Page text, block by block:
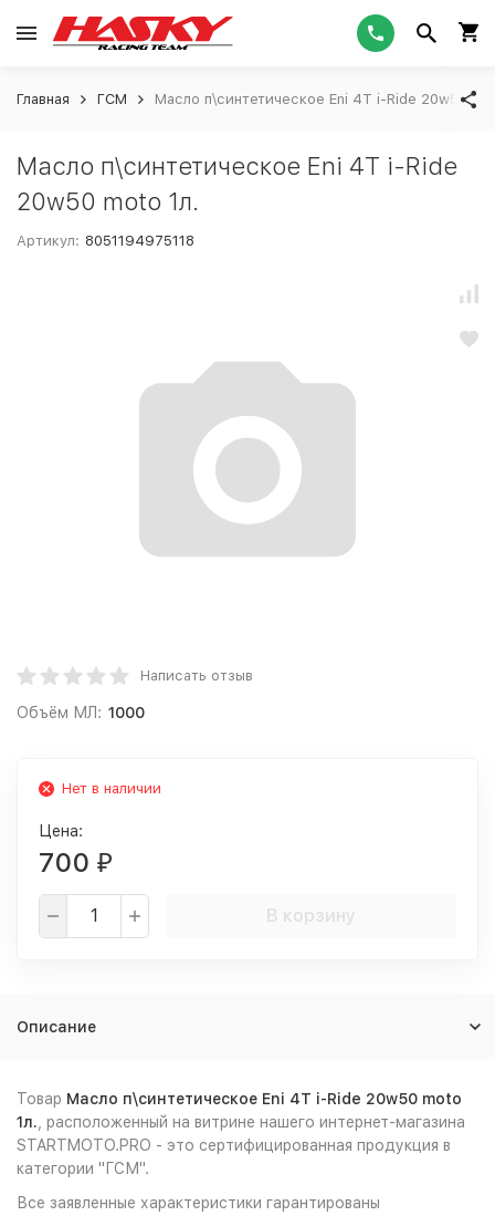
Главная ГСМ Масло п\синтетическое Eni 4T i-Ride 20w50
Масло п\синтетическое Eni 4T i-Ride
20w50 moto 1л.
Артикул: 8051194975118
Написать отзыв
Объём МЛ: 1000
Нет в наличии
Цена:
700 ₽
В корзину
Описание
Товар Масло п\синтетическое Eni 4T i-Ride 20w50 moto
1л. , расположенный на витрине нашего интернет-магазина
STARTMOTO.PRO - это сертифицированная продукция в
категории "ГСМ".
Все заявленные характеристики гарантированы